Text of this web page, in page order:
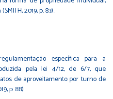
2019, p. 83).
específica para a
pela lei 4/12, de 6/7, que
de aproveitamento por turno de
p. 88).